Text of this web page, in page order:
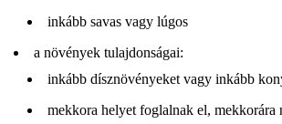
inkább savas vagy lúgos
a növények tulajdonságai:
inkább dísznövényeket vagy inkább
mekkora helyet foglalnak el, mekkorára